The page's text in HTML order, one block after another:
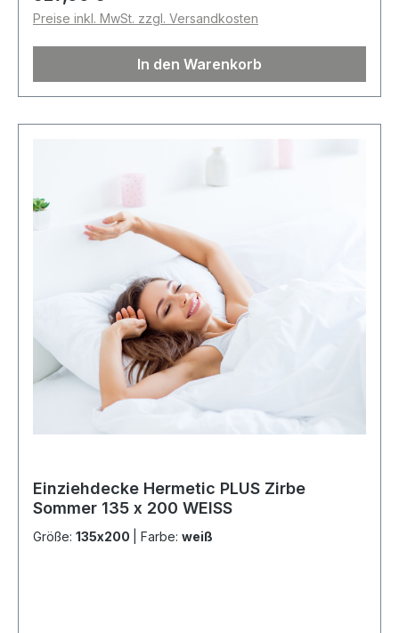
Preise inkl. MwSt. zzgl. Versandkosten
In den Warenkorb
Einziehdecke Hermetic PLUS Zirbe
Sommer 135 x 200 WEISS
Größe: 135x200 Farbe: weiß